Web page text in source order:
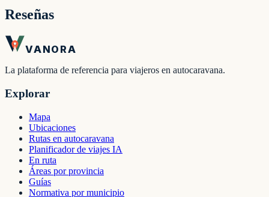
Reseñas
VANORA
La plataforma de referencia para viajeros en autocaravana.
Explorar
Mapa
Ubicaciones
Rutas en autocaravana
Planificador de viajes IA
En ruta
Áreas por provincia
Guías
Normativa por municipio